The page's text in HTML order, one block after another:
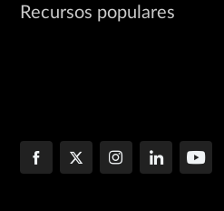
Recursos populares